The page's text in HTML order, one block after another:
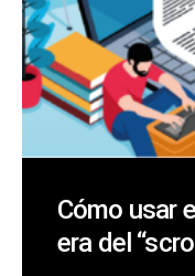
Cómo usar
era del